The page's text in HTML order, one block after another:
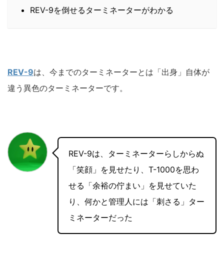
REV-9を倒せるターミネーターがわかる
REV-9は、今までのターミネーターとは「出身」自体が
違う異色のターミネーターです。
REV-9は、ターミネーターらしからぬ
「笑顔」を見せたり、T-1000を思わ
せる「余裕の佇まい」を見せていた
り、何かと管理人には「刺さる」ター
ミネーターだった